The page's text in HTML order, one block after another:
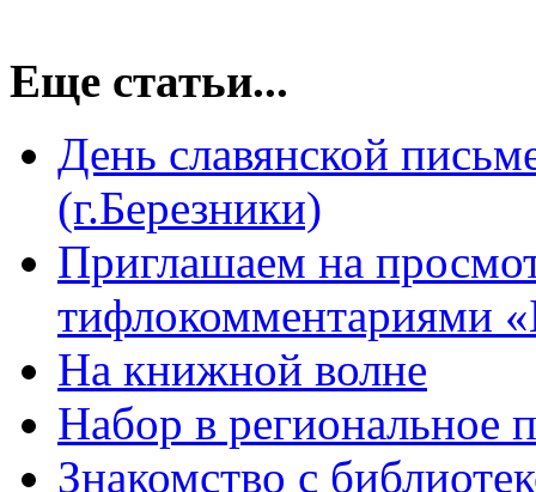
Еще статьи...
День славянской
(г.Березники)
Приглашаем на
тифлокомментариями
На книжной волне
Набор в региональное
Знакомство с